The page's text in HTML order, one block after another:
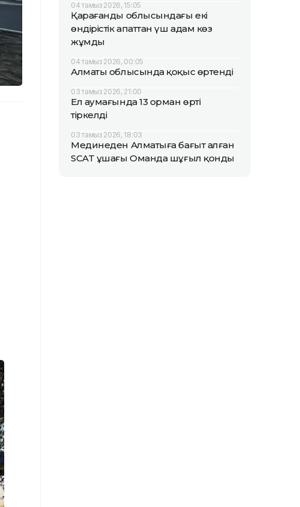
04 тамыз 2026, 15:05
Қарағанды облысындағы екі
өндірістік апаттан үш адам көз
жұмды
04 тамыз 2026, 00:05
Алматы облысында қоқыс өртенді
03 тамыз 2026, 21:00
Ел аумағында 13 орман өрті
тіркелді
03 тамыз 2026, 18:03
Мединеден Алматыға бағыт алған
SCAT ұшағы Оманда шұғыл қонды